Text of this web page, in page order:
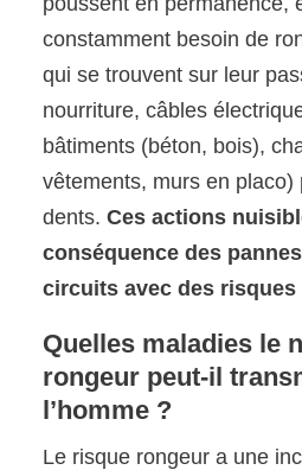
constamment besoin de
qui se trouvent sur leur
nourriture, câbles
bâtiments (béton, bois),
vêtements, murs en placo)
dents.Ces actions
conséquence des
circuits avec des risques
Quelles maladies le
rongeur peut-il
l’homme ?
Le risque rongeur a une